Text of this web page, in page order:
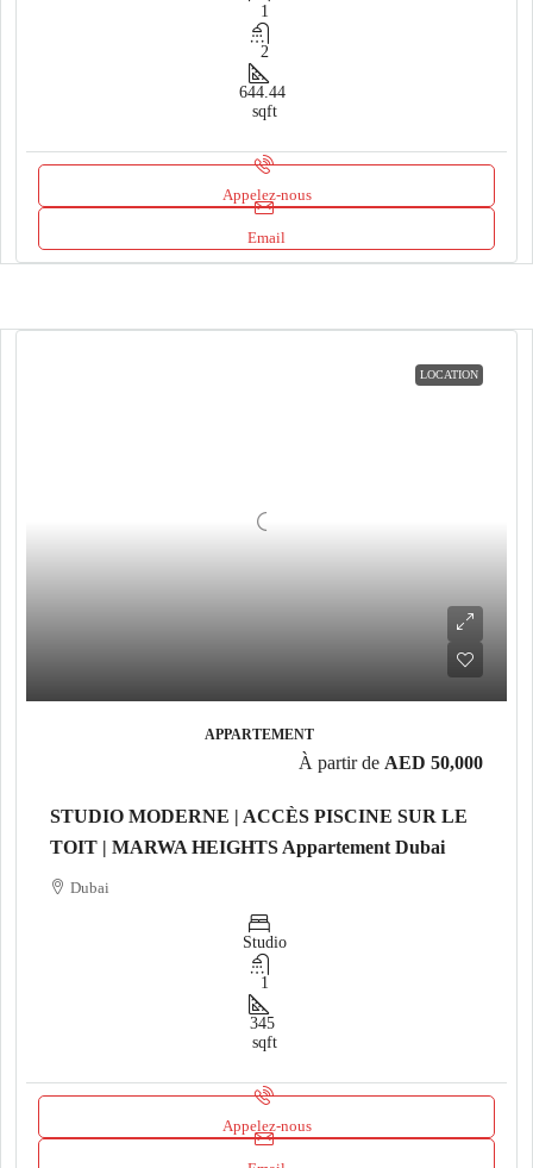
1
2
644.44
sqft
Appelez-nous
Email
LOCATION
APPARTEMENT
À partir de AED 50,000
STUDIO MODERNE | ACCÈS PISCINE SUR LE
TOIT | MARWA HEIGHTS Appartement Dubai
Dubai
Studio
1
345
sqft
Appelez-nous